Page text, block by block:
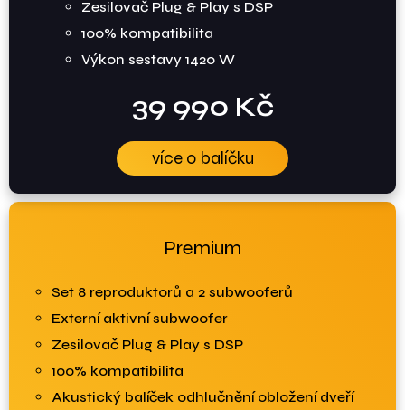
Premium
Set 8 reproduktorů a 2 subwooferů
Externí aktivní subwoofer
Zesilovač Plug & Play s DSP
100% kompatibilita
Akustický balíček odhlučnění obložení dveří
Zesilovač Plug & Play s DSP
100% kompatibilita
Výkon sestavy 1420 W
39 990 Kč
více o balíčku